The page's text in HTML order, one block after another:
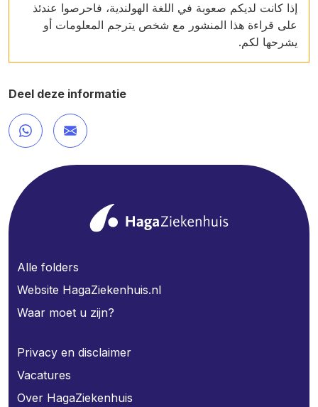
إذا كانت لديكم صعوبة في اللغة الهولندية، فاحرصوا عندئذ
على قراءة هذا المنشور مع شخص يترجم المعلومات أو
يشرحها لكم.
Deel deze informatie
Alle folders
Website HagaZiekenhuis.nl
Waar moet u zijn?
Privacy en disclaimer
Vacatures
Over HagaZiekenhuis